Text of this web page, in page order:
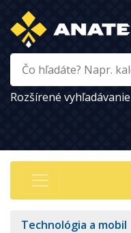
Rozšírené vyhľadávanie
Technológia a mobil